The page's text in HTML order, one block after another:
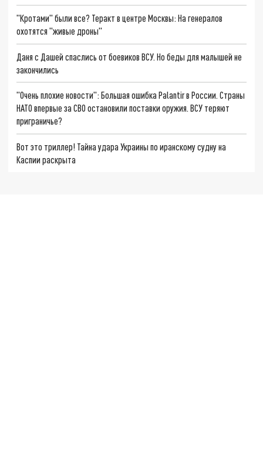
"Кротами" были все? Теракт в центре Москвы: На генералов
охотятся "живые дроны"
Даня с Дашей спаслись от боевиков ВСУ. Но беды для малышей не
закончились
"Очень плохие новости": Большая ошибка Palantir в России. Страны
НАТО впервые за СВО остановили поставки оружия. ВСУ теряют
приграничье?
Вот это триллер! Тайна удара Украины по иранскому судну на
Каспии раскрыта